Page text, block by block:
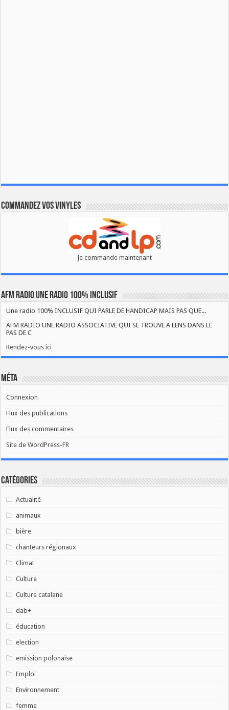
Commandez vos vinyles
Je commande maintenant
AFM RADIO UNE RADIO 100% INCLUSIF
Une radio 100% INCLUSIF QUI PARLE DE HANDICAP MAIS PAS QUE...
AFM RADIO UNE RADIO ASSOCIATIVE QUI SE TROUVE A LENS DANS LE
PAS DE C
Rendez-vous ici
Méta
Connexion
Flux des publications
Flux des commentaires
Site de WordPress-FR
Catégories
Actualité
animaux
bière
chanteurs régionaux
Climat
Culture
Culture catalane
dab+
éducation
election
emission polonaise
Emploi
Environnement
femme